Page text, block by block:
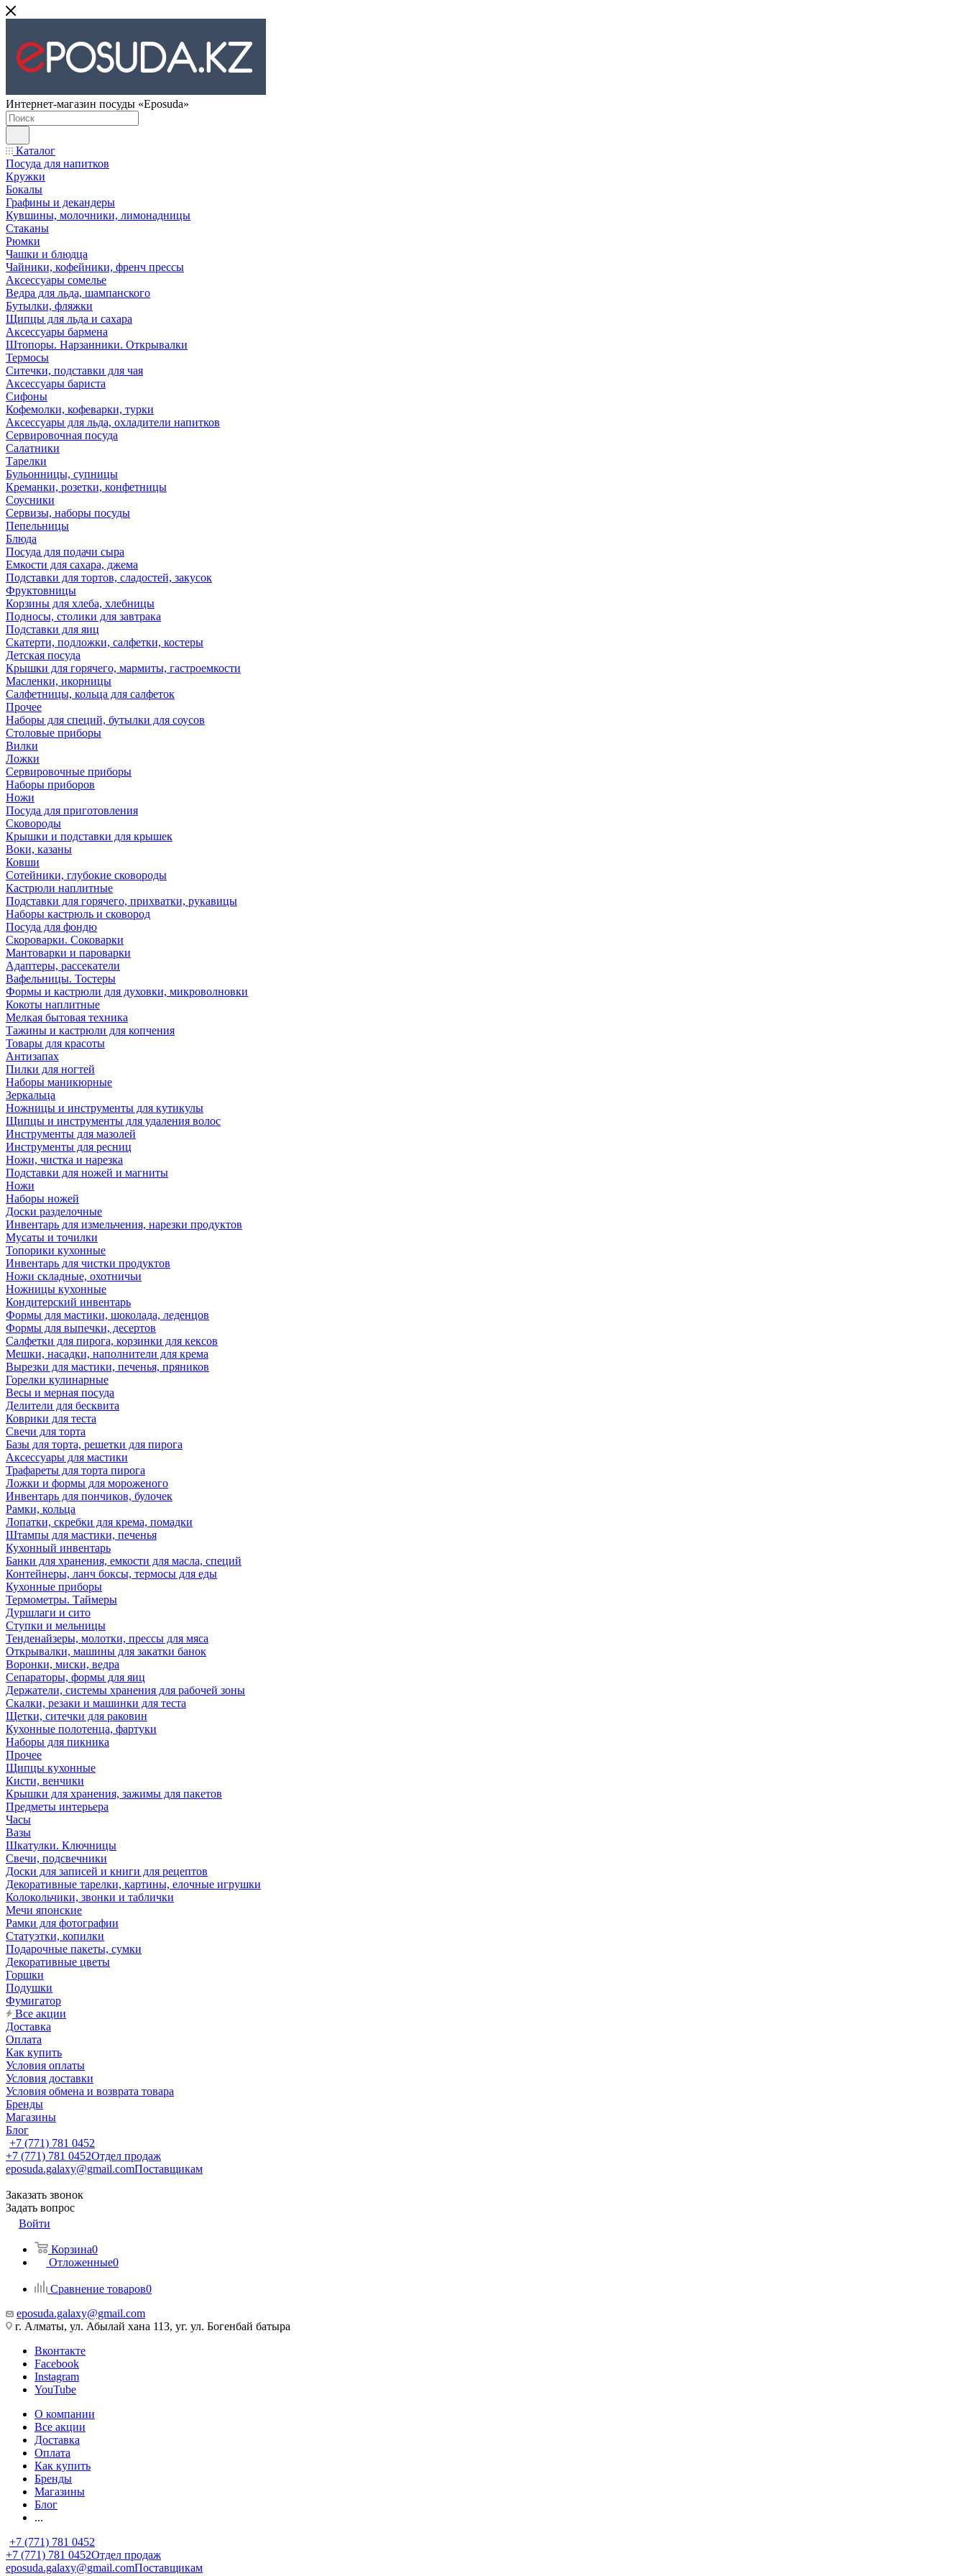
Интернет-магазин посуды «Eposuda»
Каталог
Посуда для напитков
Кружки
Бокалы
Графины и декандеры
Кувшины, молочники, лимонадницы
Стаканы
Рюмки
Чашки и блюдца
Чайники, кофейники, френч прессы
Аксессуары сомелье
Ведра для льда, шампанского
Бутылки, фляжки
Щипцы для льда и сахара
Аксессуары бармена
Штопоры. Нарзанники. Открывалки
Термосы
Ситечки, подставки для чая
Аксессуары бариста
Сифоны
Кофемолки, кофеварки, турки
Аксессуары для льда, охладители напитков
Сервировочная посуда
Салатники
Тарелки
Бульонницы, супницы
Креманки, розетки, конфетницы
Соусники
Сервизы, наборы посуды
Пепельницы
Блюда
Посуда для подачи сыра
Емкости для сахара, джема
Подставки для тортов, сладостей, закусок
Фруктовницы
Корзины для хлеба, хлебницы
Подносы, столики для завтрака
Подставки для яиц
Скатерти, подложки, салфетки, костеры
Детская посуда
Крышки для горячего, мармиты, гастроемкости
Масленки, икорницы
Салфетницы, кольца для салфеток
Прочее
Наборы для специй, бутылки для соусов
Столовые приборы
Вилки
Ложки
Сервировочные приборы
Наборы приборов
Ножи
Посуда для приготовления
Сковороды
Крышки и подставки для крышек
Воки, казаны
Ковши
Сотейники, глубокие сковороды
Кастрюли наплитные
Подставки для горячего, прихватки, рукавицы
Наборы кастрюль и сковород
Посуда для фондю
Скороварки. Соковарки
Мантоварки и пароварки
Адаптеры, рассекатели
Вафельницы. Тостеры
Формы и кастрюли для духовки, микроволновки
Кокоты наплитные
Мелкая бытовая техника
Тажины и кастрюли для копчения
Товары для красоты
Антизапах
Пилки для ногтей
Наборы маникюрные
Зеркальца
Ножницы и инструменты для кутикулы
Щипцы и инструменты для удаления волос
Инструменты для мазолей
Инструменты для ресниц
Ножи, чистка и нарезка
Подставки для ножей и магниты
Ножи
Наборы ножей
Доски разделочные
Инвентарь для измельчения, нарезки продуктов
Мусаты и точилки
Топорики кухонные
Инвентарь для чистки продуктов
Ножи складные, охотничьи
Ножницы кухонные
Кондитерский инвентарь
Формы для мастики, шоколада, леденцов
Формы для выпечки, десертов
Салфетки для пирога, корзинки для кексов
Мешки, насадки, наполнители для крема
Вырезки для мастики, печенья, пряников
Горелки кулинарные
Весы и мерная посуда
Делители для бесквита
Коврики для теста
Свечи для торта
Базы для торта, решетки для пирога
Аксессуары для мастики
Трафареты для торта пирога
Ложки и формы для мороженого
Инвентарь для пончиков, булочек
Рамки, кольца
Лопатки, скребки для крема, помадки
Штампы для мастики, печенья
Кухонный инвентарь
Банки для хранения, емкости для масла, специй
Контейнеры, ланч боксы, термосы для еды
Кухонные приборы
Термометры. Таймеры
Дуршлаги и сито
Ступки и мельницы
Тенденайзеры, молотки, прессы для мяса
Открывалки, машины для закатки банок
Воронки, миски, ведра
Сепараторы, формы для яиц
Держатели, системы хранения для рабочей зоны
Скалки, резаки и машинки для теста
Щетки, ситечки для раковин
Кухонные полотенца, фартуки
Наборы для пикника
Прочее
Щипцы кухонные
Кисти, венчики
Крышки для хранения, зажимы для пакетов
Предметы интерьера
Часы
Вазы
Шкатулки. Ключницы
Свечи, подсвечники
Доски для записей и книги для рецептов
Декоративные тарелки, картины, елочные игрушки
Колокольчики, звонки и таблички
Мечи японские
Рамки для фотографии
Статуэтки, копилки
Подарочные пакеты, сумки
Декоративные цветы
Горшки
Подушки
Фумигатор
Все акции
Доставка
Оплата
Как купить
Условия оплаты
Условия доставки
Условия обмена и возврата товара
Бренды
Магазины
Блог
+7 (771) 781 0452
+7 (771) 781 0452Отдел продаж
eposuda.galaxy@gmail.comПоставщикам
Заказать звонок
Задать вопрос
Войти
Корзина0
Отложенные0
Сравнение товаров0
eposuda.galaxy@gmail.com
г. Алматы, ул. Абылай хана 113, уг. ул. Богенбай батыра
Вконтакте
Facebook
Instagram
YouTube
О компании
Все акции
Доставка
Оплата
Как купить
Бренды
Магазины
Блог
...
+7 (771) 781 0452
+7 (771) 781 0452Отдел продаж
eposuda.galaxy@gmail.comПоставщикам